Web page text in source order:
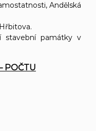
Andělská
stavební památky v
POČTU